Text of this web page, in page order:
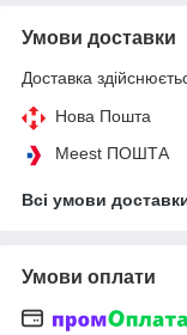
Умови доставки
Доставка
Нова Пошта
Meest ПОШТА
Всі умови
Умови оплати